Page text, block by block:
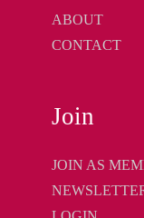
ABOUT
CONTACT
Join
JOIN AS